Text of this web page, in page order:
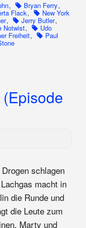
, Bryan Ferry,
Flack, New York
, Jerry Butler,
Notwist, Udo
Freiheit, Paul
schlagen
macht in
die Runde und
die Leute zum
Marty und